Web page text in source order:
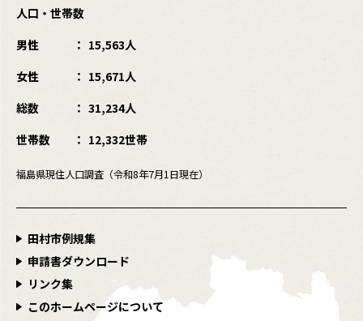
人口・世帯数
男性
15,563人
女性
15,671人
総数
31,234人
世帯数
12,332世帯
福島県現住人口調査（令和8年7月1日現在）
田村市例規集
申請書ダウンロード
リンク集
このホームページについて